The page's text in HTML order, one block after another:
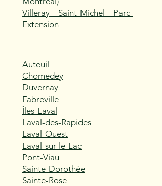
Villeray—Saint-Michel—Parc-
Extension
Auteuil
Chomedey
Duvernay
Fabreville
Îles-Laval
Laval-des-Rapides
Laval-Ouest
Laval-sur-le-Lac
Pont-Viau
Sainte-Dorothée
Sainte-Rose